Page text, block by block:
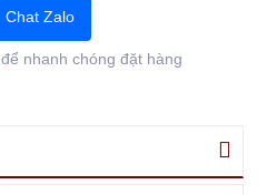
Chat Zalo
để nhanh chóng đặt hàng